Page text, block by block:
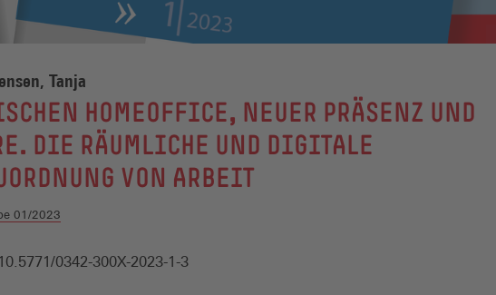
Tanja
HOMEOFFICE, NEUER PRÄSENZ UND
DIE RÄUMLICHE UND DIGITALE
VON ARBEIT
01/2023
0342-300X-2023-1-3